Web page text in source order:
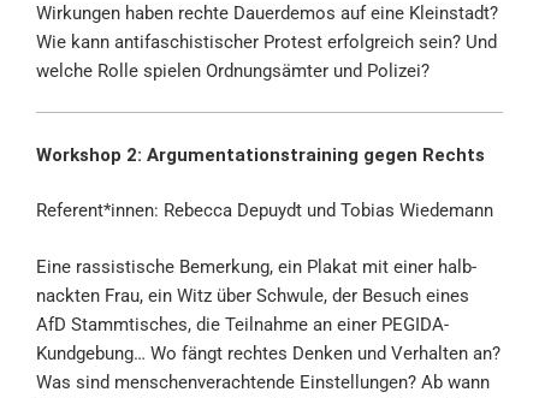
Wirkungen haben rechte Dauerdemos auf eine Kleinstadt?
Wie kann antifaschistischer Protest erfolgreich sein? Und
welche Rolle spielen Ordnungsämter und Polizei?
Workshop 2: Argumentationstraining gegen Rechts
Referent*innen: Rebecca Depuydt und Tobias Wiedemann
Eine rassistische Bemerkung, ein Plakat mit einer halb-
nackten Frau, ein Witz über Schwule, der Besuch eines
AfD Stammtisches, die Teilnahme an einer PEGIDA-
Kundgebung… Wo fängt rechtes Denken und Verhalten an?
Was sind menschenverachtende Einstellungen? Ab wann